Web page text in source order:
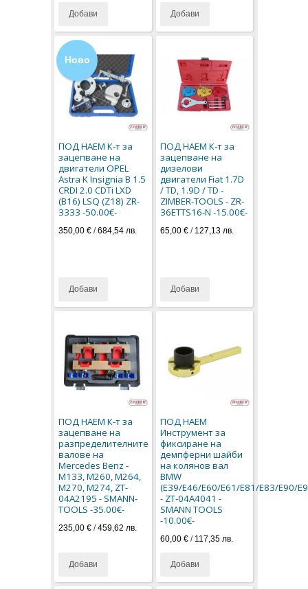
Добави Добави
Ново
ПОД НАЕМ К-т за
зацепване на
двигатели OPEL
Astra K Insignia B 1.5
CRDI 2.0 CDTi LXD
(B16) LSQ (Z18) ZR-
3333 -50.00€-
350,00 € /684,54 лв.
Добави
ПОД НАЕМ К-т за
зацепване на
дизелови
двигатели Fiat 1.7D
/ TD, 1.9D / TD -
ZIMBER-TOOLS - ZR-
36ETTS16-N -15.00€-
65,00 €/ 127,13 лв.
Добави
ПОД НАЕМ К-т за
зацепване на
разпределителните
валове на
Mercedes Benz -
M133, M260, M264,
M270, M274, ZT-
04A2195 - SMANN-
TOOLS -35.00€-
235,00 € /459,62 лв.
Добави
ПОД НАЕМ
Инструмент за
фиксиране на
демпферни шайби
на колянов вал
BMW
(E39/E46/E60/E61/E81/E83/E90/
- ZT-04A4041 -
SMANN TOOLS
-10.00€-
60,00 €/ 117,35 лв.
Добави